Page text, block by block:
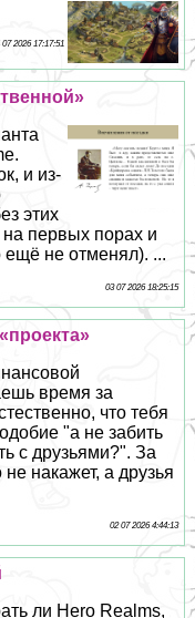
07 2026 17:17:51
и из-
этих
первых порах и
ещё не отменял). ...
03 07 2026 18:25:15
время за
что тебя
"а не забить
с друзьями?". За
накажет, а друзья
02 07 2026 4:44:13
ли Hero Realms,